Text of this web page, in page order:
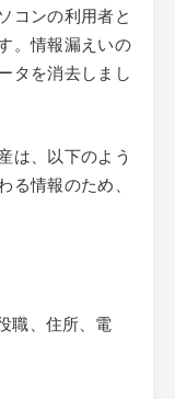
コンの利用者と
。情報漏えいの
タを消去しまし
は、以下のよう
情報のため、
職、住所、電